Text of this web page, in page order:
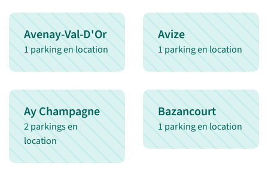
Avenay-Val-D'Or
1 parking en location
Avize
1 parking en location
Ay Champagne
2 parkings en
location
Bazancourt
1 parking en location